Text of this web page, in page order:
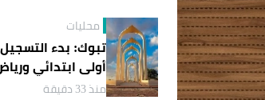
محليات
تبوك: بدء
أولى ابتدائي
منذ 33 دقيقة